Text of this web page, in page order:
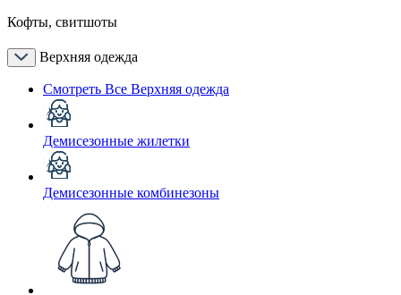
Кофты, свитшоты
Верхняя одежда
Смотреть Все Верхняя одежда
Демисезонные жилетки
Демисезонные комбинезоны